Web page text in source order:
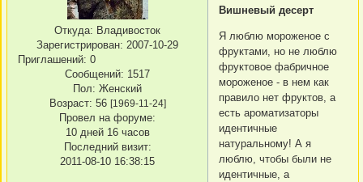
Откуда: Владивосток
Зарегистрирован: 2007-10-29
Приглашений: 0
Сообщений: 1517
Пол: Женский
Возраст: 56 [1969-11-24]
Провел на форуме:
10 дней 16 часов
Последний визит:
2011-08-10 16:38:15
Вишневый десерт
Я люблю мороженое с
фруктами, но не люблю
фруктовое фабричное
мороженое - в нем как
правило нет фруктов, а
есть ароматизаторы
идентичные
натуральному! А я
люблю, чтобы были не
идентичные, а